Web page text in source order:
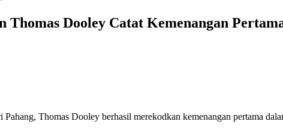
Dooley Catat Kemenangan
Thomas Dooley berhasil merekodkan kemenangan pertama